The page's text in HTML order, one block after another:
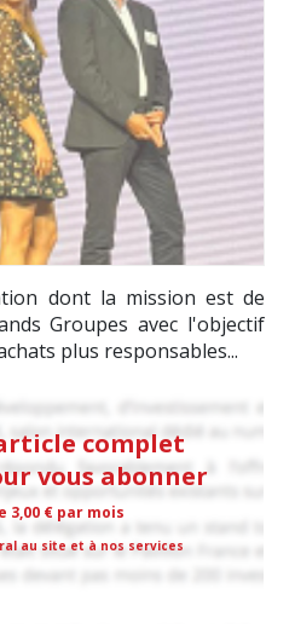
dont la mission est de
Groupes avec l'objectif
plus responsables...
complet
vous abonner
3,00 € par mois
au site et à nos services